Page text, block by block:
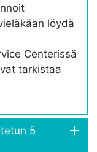
löydä
Centerissä
tarkistaa
5